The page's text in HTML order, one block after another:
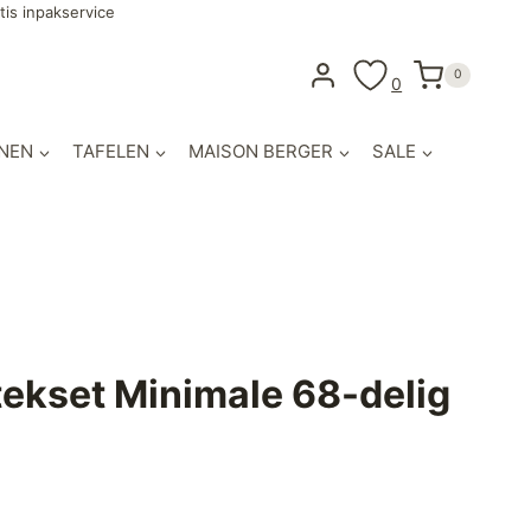
inpakservice
0 0
TAFELEN MAISON BERGER SALE
Minimale 68-delig